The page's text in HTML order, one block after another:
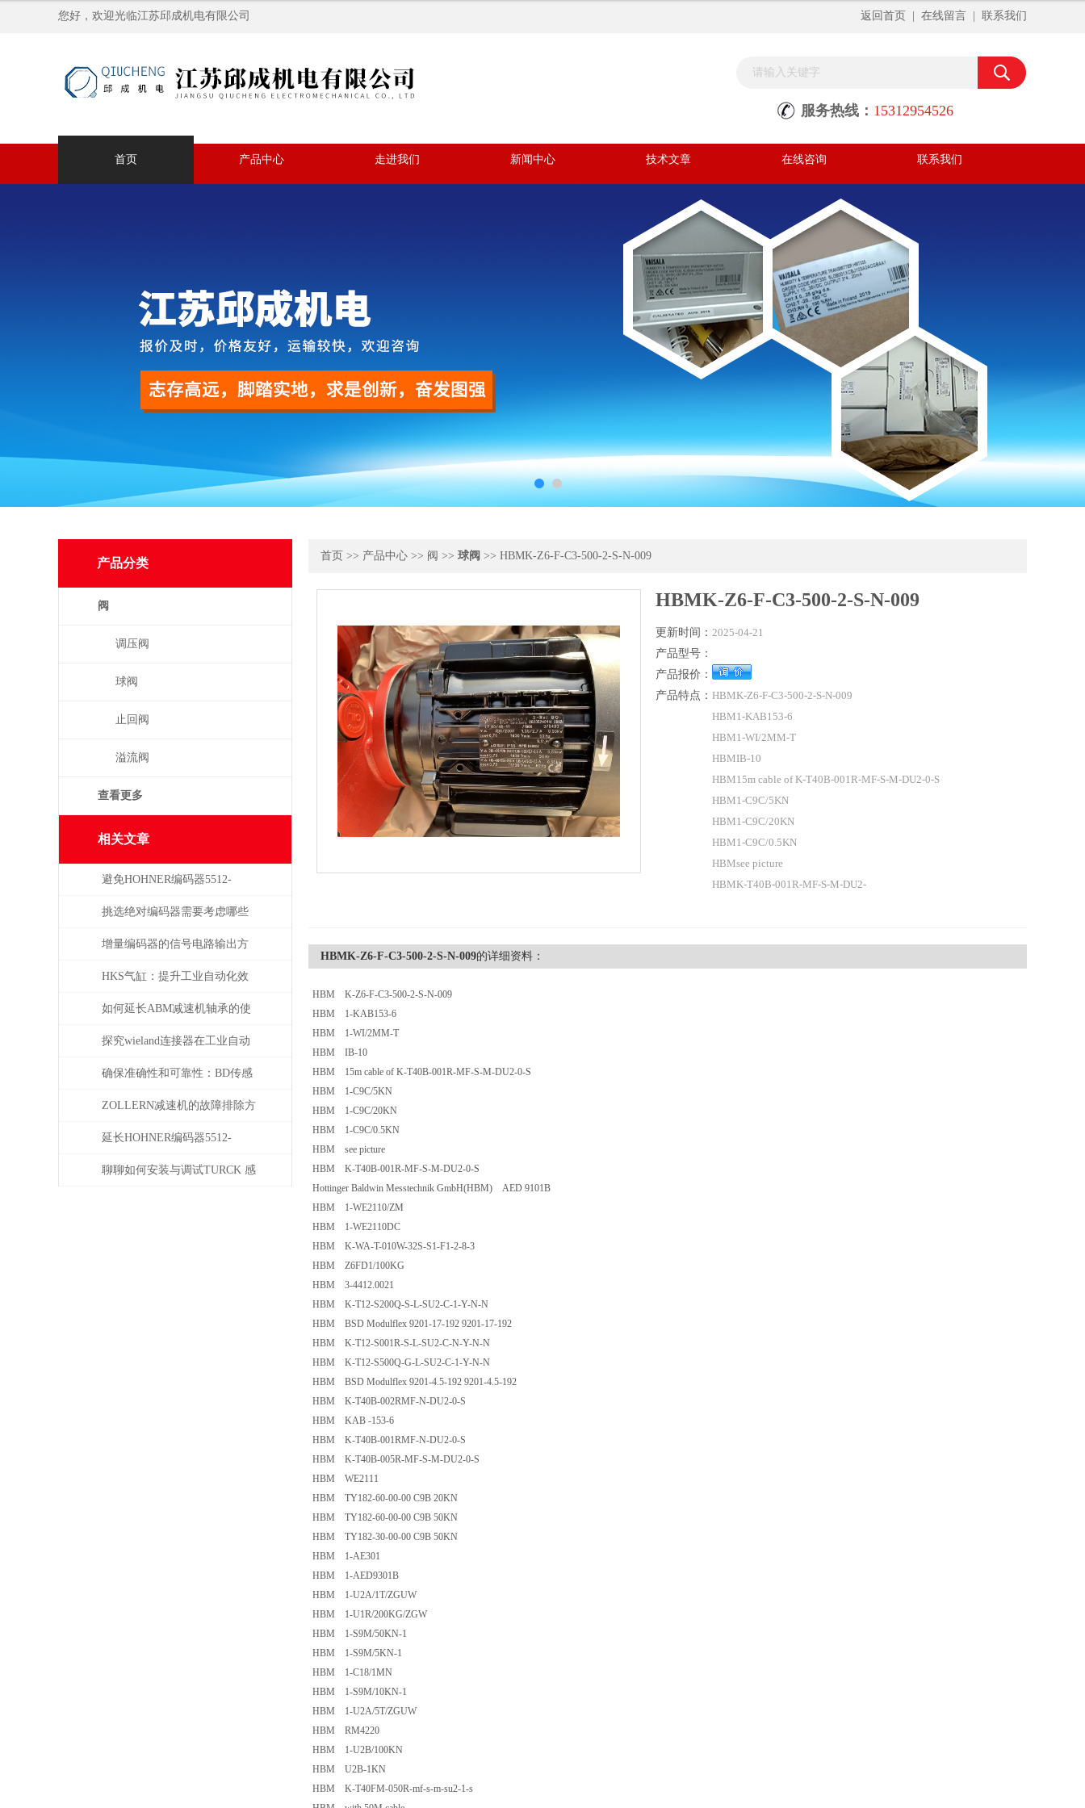
您好，欢迎光临江苏邱成机电有限公司 返回首页 在线留言 联系我们
服务热线： 15312954526
首页 产品中心 走进我们 新闻中心 技术文章 在线咨询 联系我们
产品分类
阀
调压阀
球阀
止回阀
溢流阀
查看更多
相关文章
避免HOHNER编码器5512-
05FR-0800损坏的5个常见操作
误区
挑选绝对编码器需要考虑哪些
问题
增量编码器的信号电路输出方
式
HKS气缸：提升工业自动化效
率的关键组件
如何延长ABM减速机轴承的使
用寿命
探究wieland连接器在工业自动
化系统中的即插即用与应用优
势
确保准确性和可靠性：BD传感
器使用必读指南
ZOLLERN减速机的故障排除方
法有哪些
延长HOHNER编码器5512-
05FR-0800使用寿命的保养秘诀
聊聊如何安装与调试TURCK 感
首页 >> 产品中心 >> 阀 >> 球阀 >> HBMK-Z6-F-C3-500-2-S-N-009
HBMK-Z6-F-C3-500-2-S-N-009
更新时间： 2025-04-21
产品型号：
产品报价：
产品特点： HBMK-Z6-F-C3-500-2-S-N-009
HBM1-KAB153-6
HBM1-WI/2MM-T
HBMIB-10
HBM15m cable of K-T40B-001R-MF-S-M-DU2-0-S
HBM1-C9C/5KN
HBM1-C9C/20KN
HBM1-C9C/0.5KN
HBMsee picture
HBMK-T40B-001R-MF-S-M-DU2-
HBMK-Z6-F-C3-500-2-S-N-009的详细资料：
HBM K-Z6-F-C3-500-2-S-N-009
HBM 1-KAB153-6
HBM 1-WI/2MM-T
HBM IB-10
HBM 15m cable of K-T40B-001R-MF-S-M-DU2-0-S
HBM 1-C9C/5KN
HBM 1-C9C/20KN
HBM 1-C9C/0.5KN
HBM see picture
HBM K-T40B-001R-MF-S-M-DU2-0-S
Hottinger Baldwin Messtechnik GmbH(HBM) AED 9101B
HBM 1-WE2110/ZM
HBM 1-WE2110DC
HBM K-WA-T-010W-32S-S1-F1-2-8-3
HBM Z6FD1/100KG
HBM 3-4412.0021
HBM K-T12-S200Q-S-L-SU2-C-1-Y-N-N
HBM BSD Modulflex 9201-17-192 9201-17-192
HBM K-T12-S001R-S-L-SU2-C-N-Y-N-N
HBM K-T12-S500Q-G-L-SU2-C-1-Y-N-N
HBM BSD Modulflex 9201-4.5-192 9201-4.5-192
HBM K-T40B-002RMF-N-DU2-0-S
HBM KAB -153-6
HBM K-T40B-001RMF-N-DU2-0-S
HBM K-T40B-005R-MF-S-M-DU2-0-S
HBM WE2111
HBM TY182-60-00-00 C9B 20KN
HBM TY182-60-00-00 C9B 50KN
HBM TY182-30-00-00 C9B 50KN
HBM 1-AE301
HBM 1-AED9301B
HBM 1-U2A/1T/ZGUW
HBM 1-U1R/200KG/ZGW
HBM 1-S9M/50KN-1
HBM 1-S9M/5KN-1
HBM 1-C18/1MN
HBM 1-S9M/10KN-1
HBM 1-U2A/5T/ZGUW
HBM RM4220
HBM 1-U2B/100KN
HBM U2B-1KN
HBM K-T40FM-050R-mf-s-m-su2-1-s